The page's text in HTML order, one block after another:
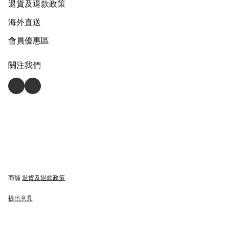
退貨及退款政策
海外直送
會員優惠區
關注我們
商舖 退貨及退款政策
提出意見